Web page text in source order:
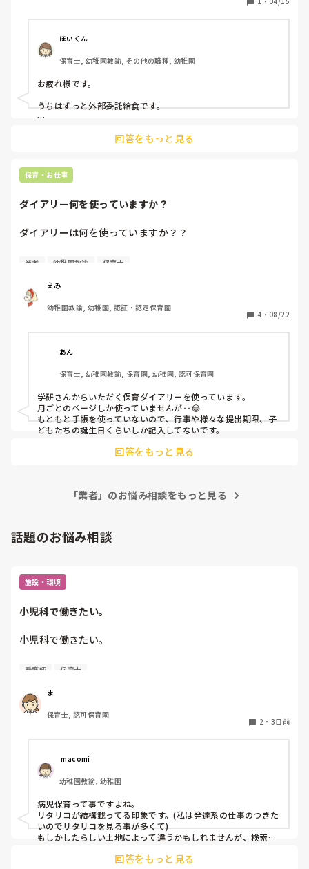
す。
アレルギー、離乳食、イベント時など、気になります。
サンプルとしていただいたおかずは濃すぎず、美味しかった
ほいくん
保育士, 幼稚園教諭, その他の職種, 幼稚園
お疲れ様です。
うちはずっと外部委託給食です。
人員確保、責任などの園の負担が少なくて済みます。
どもの栄養について考えてるの？」と気になることもよくあり
ます。要は外部委託先が子どものための給食をつくる施設なら
こともあります。
あとは「納品に間に合わなかった」とか「納品数のチェック」
とかは外部委託のリスクですね。
アレルギー対応はきちんとしてくれると思いますよ！
回答をもっと見る
保育・お仕事
ダイアリー何を使っていますか？
ダイアリーは何を使っていますか？？
私は園で配布される学研さんやひかりのくにさんの手帳を使
う…。保育士はこの手帳使いやすいよとかあれば教えてくだ
さい^_^
業者 幼稚園教諭 保育士
えみ
幼稚園教諭, 幼稚園, 認証・認定保育園
4 ・ 08/22
あん
保育士, 幼稚園教諭, 保育園, 幼稚園, 認可保育園
学研さんからいただく保育ダイアリーを使っています。
月ごとのページしか使っていませんが‥😂
もともと手帳を使っていないので、行事や様々な提出期限、子
どもたちの誕生日くらいしか記入してないです。
回答をもっと見る
「業者」のお悩み相談をもっと見る
話題のお悩み相談
施設・環境
小児科で働きたい。
小児科で働きたい。
今は保育園勤務ですが、
本当は小児科で保育士として
働きたいです。
しかし、地方なのかそのような求人が
ほぼなく、ホームページなどもチェック
していますが見つかりません😭
もともと、看護師を目指していたのもあって、、
もちろん医療的なことができないのは
わかっていますが💦
看護師 保育士
ま
保育士, 認可保育園
2 ・ 3日前
macomi
幼稚園教諭, 幼稚園
病児保育って事ですよね。
リタリコが結構載ってる印象です。(私は発達系の仕事のつきた
いのでリタリコを見る事が多くて)
もしかしたらしい土地によって違うかもしれませんが、検索し
回答をもっと見る